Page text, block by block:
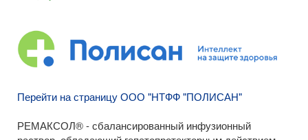
Перейти на страницу ООО "НТФФ "ПОЛИСАН"
РЕМАКСОЛ® - сбалансированный инфузионный